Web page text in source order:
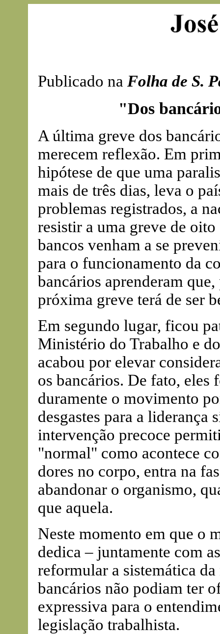
Publicado na Folha de S.
"Dos
A última greve dos
merecem reflexão. Em
hipótese de que uma
mais de três dias, leva o
problemas registrados, a
resistir a uma greve de oito
bancos venham a se
para o funcionamento da
bancários aprenderam
próxima greve terá de ser
Em segundo lugar, ficou
Ministério do Trabalho e
acabou por elevar
os bancários. De fato, eles
duramente o movimento
desgastes para a liderança
intervenção precoce
"normal" como acontece
dores no corpo, entra na
abandonar o organismo,
que aquela.
Neste momento em que o
dedica – juntamente com
reformular a sistemática
bancários não podiam ter
expressiva para o
legislação trabalhista.